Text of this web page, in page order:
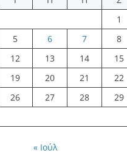
1
5 6 7 8
12 13 14 15
19 20 21 22
26 27 28 29
« Ιούλ